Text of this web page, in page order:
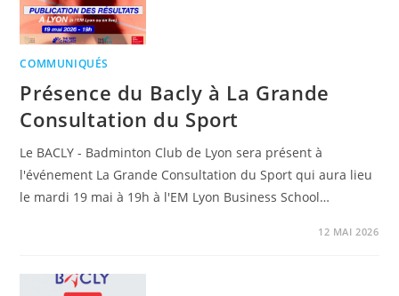
COMMUNIQUÉS
Présence du Bacly à La Grande
Consultation du Sport
Le BACLY - Badminton Club de Lyon sera présent à
l'événement La Grande Consultation du Sport qui aura lieu
le mardi 19 mai à 19h à l'EM Lyon Business School…
12 MAI 2026